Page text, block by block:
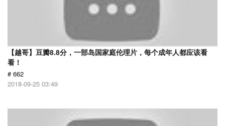
【越哥】豆瓣8.8分，一部岛国家庭伦理片，每个成年人都应该看
看！
# 662
2018-09-25 03:49